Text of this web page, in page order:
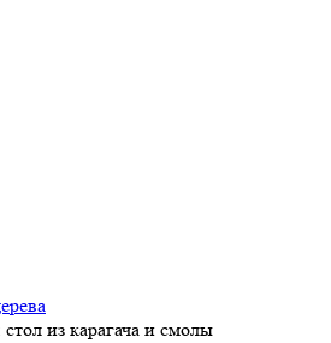
из карагача и смолы